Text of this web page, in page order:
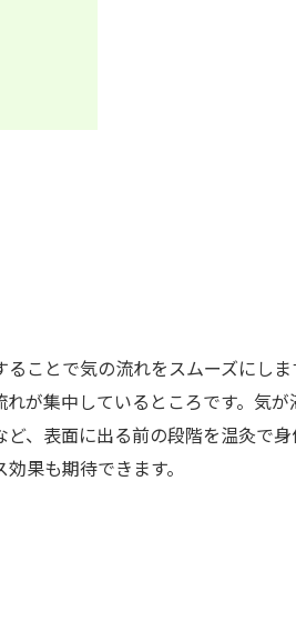
ことで気の流れをスムーズにしま
が集中しているところです。気が
、表面に出る前の段階を温灸で
果も期待できます。